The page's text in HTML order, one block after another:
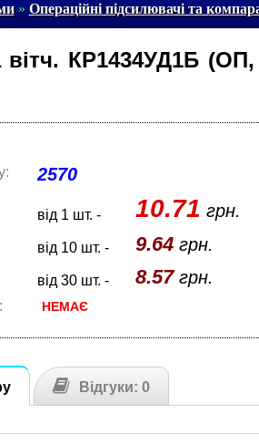
» Операційні підсилювачі та
вітч. КР1434УД1Б (ОП,
2570
від 1 шт. - 10.71 грн.
від 10 шт. - 9.64грн.
від 30 шт. - 8.57грн.
НЕМАЄ
Відгуки: 0